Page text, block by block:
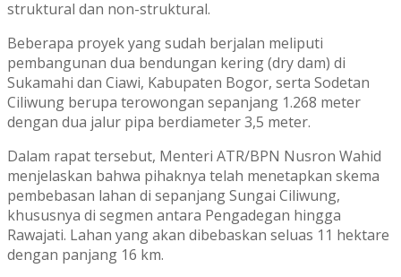
struktural dan non-struktural.
Beberapa proyek yang sudah berjalan meliputi
pembangunan dua bendungan kering (dry dam) di
Sukamahi dan Ciawi, Kabupaten Bogor, serta Sodetan
Ciliwung berupa terowongan sepanjang 1.268 meter
dengan dua jalur pipa berdiameter 3,5 meter.
Dalam rapat tersebut, Menteri ATR/BPN Nusron Wahid
menjelaskan bahwa pihaknya telah menetapkan skema
pembebasan lahan di sepanjang Sungai Ciliwung,
khususnya di segmen antara Pengadegan hingga
Rawajati. Lahan yang akan dibebaskan seluas 11 hektare
dengan panjang 16 km.